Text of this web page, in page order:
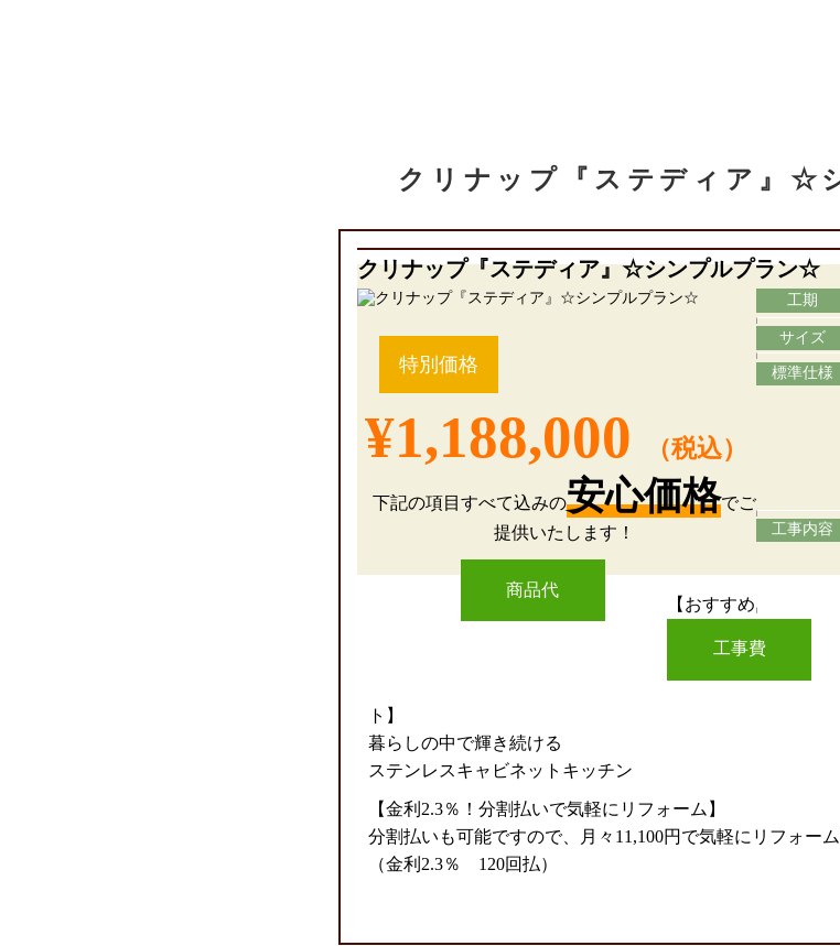
クリナップ『ステディア』☆
クリナップ『ステディア』☆シンプルプラン☆
工期
サイズ
標準仕様
工事内容
特別価格
¥1,188,000 （税込）
下記の項目すべて込みの安心価格でご
提供いたします！
商品代
工事費
【おすすめ
ト】
暮らしの中で輝き続ける
ステンレスキャビネットキッチン
【金利2.3％！分割払いで気軽にリフォーム】
分割払いも可能ですので、月々11,100円で気軽にリフォーム
（金利2.3％ 120回払）